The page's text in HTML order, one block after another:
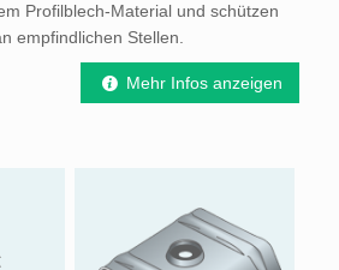
Profilblech-Material und schützen
empfindlichen Stellen.
Mehr Infos anzeigen